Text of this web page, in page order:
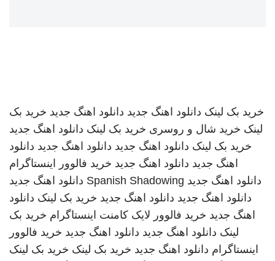
خرید بک لینک دانلود اهنگ جدید دانلود اهنگ جدید خرید بک
لینک خرید شال و روسری خرید بک لینک دانلود اهنگ جدید
خرید بک لینک دانلود اهنگ جدید دانلود اهنگ جدید دانلود
اهنگ جدید دانلود اهنگ جدید خرید فالوور اینستاگرام
دانلود اهنگ جدید Spanish Shadowing دانلود اهنگ جدید
دانلود اهنگ جدید دانلود اهنگ جدید خرید بک لینک دانلود
اهنگ جدید خرید فالوور لایک کامنت اینستاگرام خرید بک
لینک دانلود اهنگ جدید دانلود اهنگ جدید خرید فالوور
اینستاگرام دانلود اهنگ جدید خرید بک لینک خرید بک لینک